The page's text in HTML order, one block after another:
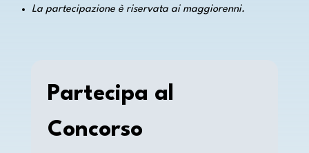
La partecipazione è riservata ai maggiorenni.
Partecipa al
Concorso